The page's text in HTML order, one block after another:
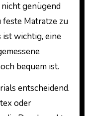
genügend
Matratze zu
ist wichtig, eine
bequem ist.
entscheidend.
oder